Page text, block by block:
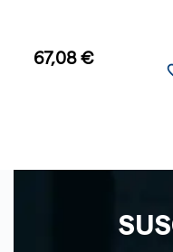
67,08 €